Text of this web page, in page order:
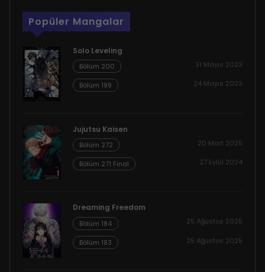
Popüler Mangalar
Solo Leveling
Bölüm 200 31 Mayıs 2023
Bölüm 199 24 Mayıs 2023
Jujutsu Kaisen
Bölüm 272 20 Mart 2025
Bölüm 271 Final 27 Eylül 2024
Dreaming Freedom
Bölüm 184 25 Ağustos 2025
Bölüm 183 25 Ağustos 2025